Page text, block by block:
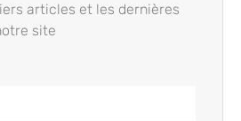
articles et les dernières
site